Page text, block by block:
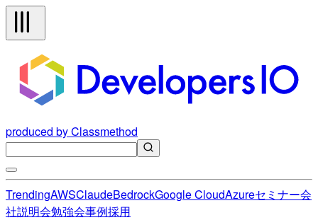
produced by Classmethod
TrendingAWSClaudeBedrockGoogle CloudAzureセミナー会
社説明会勉強会事例採用